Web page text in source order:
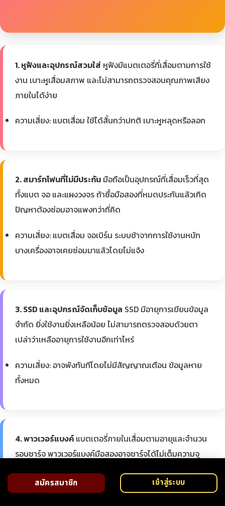
1. หูฟังและอุปกรณ์สวมใส่ หูฟังมีแบตเตอรี่ที่เสื่อมตามการใช้
งาน เบาะหูเสื่อมสภาพ และไม่สามารถตรวจสอบคุณภาพเสียง
ภายในได้ง่าย
ความเสี่ยง: แบตเสื่อม ใช้ได้สั้นกว่าปกติ เบาะหูหลุดหรือลอก
2. สมาร์ทโฟนที่ไม่มีประกัน มือถือเป็นอุปกรณ์ที่เสื่อมเร็วที่สุด
ทั้งแบต จอ และแผงวงจร ถ้าซื้อมือสองที่หมดประกันแล้วเกิด
ปัญหาต้องซ่อมอาจแพงกว่าที่คิด
ความเสี่ยง: แบตเสื่อม จอเบิร์น ระบบช้าจากการใช้งานหนัก
บางเครื่องอาจเคยซ่อมมาแล้วโดยไม่แจ้ง
3. SSD และอุปกรณ์จัดเก็บข้อมูล SSD มีอายุการเขียนข้อมูล
จำกัด ยิ่งใช้งานยิ่งเหลือน้อย ไม่สามารถตรวจสอบด้วยตา
เปล่าว่าเหลืออายุการใช้งานอีกเท่าไหร่
ความเสี่ยง: อาจพังทันทีโดยไม่มีสัญญาณเตือน ข้อมูลหาย
ทั้งหมด
4. พาวเวอร์แบงค์ แบตเตอรี่ภายในเสื่อมตามอายุและจำนวน
รอบชาร์จ พาวเวอร์แบงค์มือสองอาจชาร์จได้ไม่เต็มความจุ
ความเสี่ยง: ความจุจริงน้อยกว่าที่ระบุ แบตบวมเสี่ยงไฟไหม้
สมัครสมาชิก เข้าสู่ระบบ